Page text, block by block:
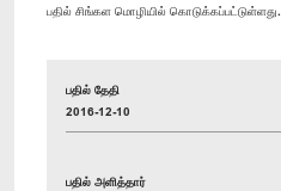
பதில் சிங்கள மொழியில் கொடுக்கப்பட்டுள்ளது.
பதில் தேதி
2016-12-10
பதில் அளித்தார்